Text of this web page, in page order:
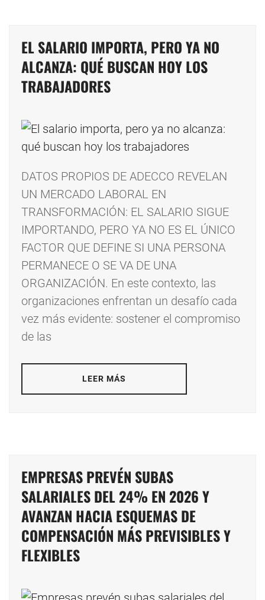
EL SALARIO IMPORTA, PERO YA NO
ALCANZA: QUÉ BUSCAN HOY LOS
TRABAJADORES
DATOS PROPIOS DE ADECCO REVELAN
UN MERCADO LABORAL EN
TRANSFORMACIÓN: EL SALARIO SIGUE
IMPORTANDO, PERO YA NO ES EL ÚNICO
FACTOR QUE DEFINE SI UNA PERSONA
PERMANECE O SE VA DE UNA
ORGANIZACIÓN. En este contexto, las
organizaciones enfrentan un desafío cada
vez más evidente: sostener el compromiso
de las
LEER MÁS
EMPRESAS PREVÉN SUBAS
SALARIALES DEL 24% EN 2026 Y
AVANZAN HACIA ESQUEMAS DE
COMPENSACIÓN MÁS PREVISIBLES Y
FLEXIBLES